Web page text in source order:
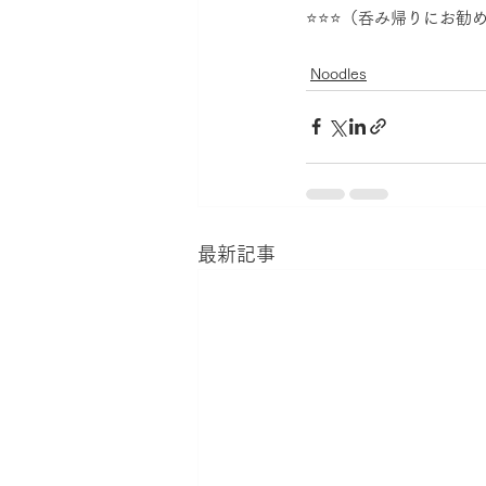
⭐⭐⭐（呑み帰りにお勧
Noodles
最新記事